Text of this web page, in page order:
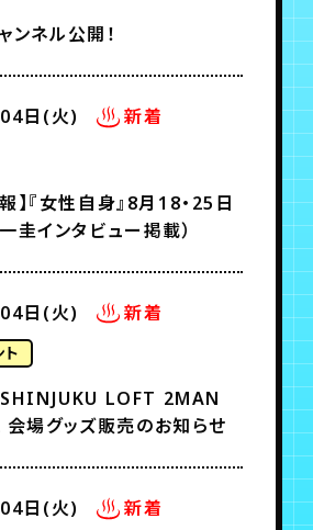
ネル公開！
日(火) 新着
】『女性自身』8月18・25日
圭インタビュー掲載）
日(火)
ト
新着
LOFT 2MAN
場グッズ販売のお知らせ
日(火) 新着